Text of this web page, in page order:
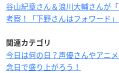
谷山紀章さん＆浪川大輔さんが
考察！「下野さんはフォワード
関連カテゴリ
今日は何の日？声優さんやアニ
念日で盛り上がろう！